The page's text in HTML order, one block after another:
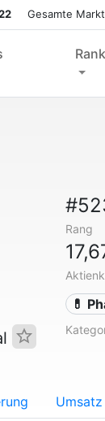
Gesamte
Rang
💊
Umsatz